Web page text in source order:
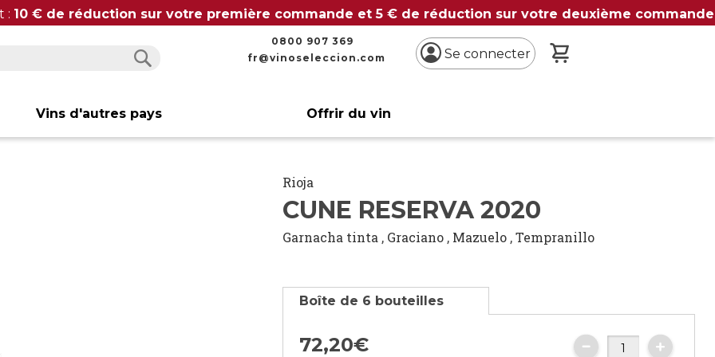
: 10 € de réduction sur votre première commande et 5 € de réduction sur votre deuxième commande
0800 907 369
fr@vinoseleccion.com
Se connecter
Vins d'autres pays Offrir du vin
Rioja
CUNE RESERVA 2020
Garnacha tinta , Graciano , Mazuelo ,Tempranillo
Boîte de 6 bouteilles
72,20€